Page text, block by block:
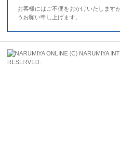
お客様にはご不便をおかけいたします
うお願い申し上げます。